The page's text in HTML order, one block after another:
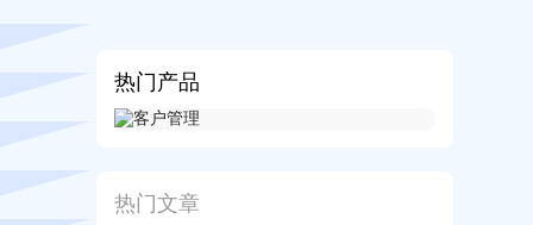
热门产品
热门文章